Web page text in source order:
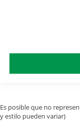
Es posible que no
y estilo pueden variar)